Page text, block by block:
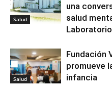
Salud
una
salud
Salud
Fundación
promueve
infancia